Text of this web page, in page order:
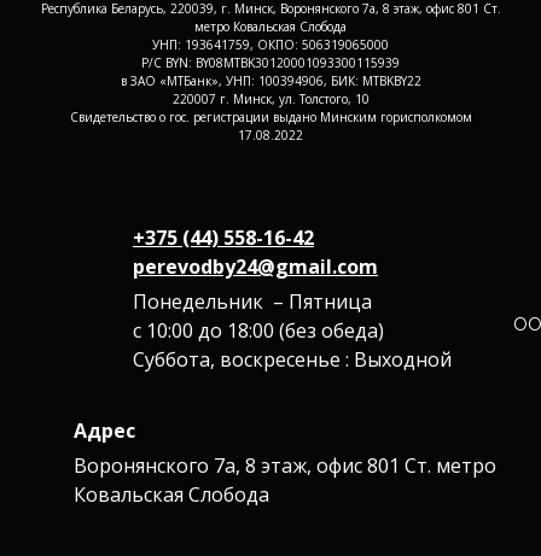
Республика Беларусь, 220039, г. Минск, Воронянского 7а, 8 этаж, офис 801 Ст.
метро Ковальская Слобода
УНП: 193641759, ОКПО: 506319065000
Р/С BYN: BY08MTBK30120001093300115939
в ЗАО «МТБанк», УНП: 100394906, БИК: MTBKBY22
220007 г. Минск, ул. Толстого, 10
Свидетельство о гос. регистрации выдано Минским горисполкомом
17.08.2022
+375 (44) 558-16-42
perevodby24@gmail.com
Понедельник – Пятница
с 10:00 до 18:00 (без обеда)
Суббота, воскресенье : Выходной
Адрес
Воронянского 7а, 8 этаж, офис 801 Ст. метро
Ковальская Слобода